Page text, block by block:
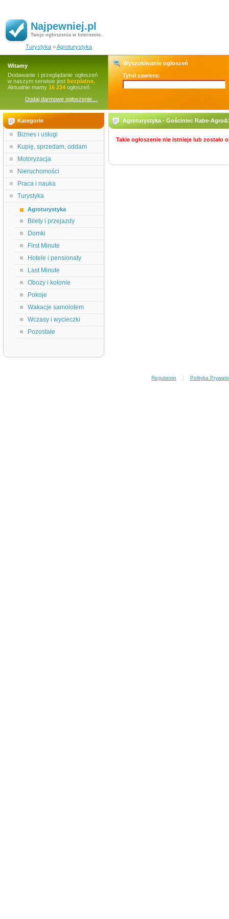
Najpewniej.pl
Twoje ogłoszenia w Internecie..
Turystyka »Agroturystyka
Witamy
Dodawanie i przeglądanie ogłoszeń
w naszym serwisie jest bezpłatne.
Aktualnie mamy 16 234 ogłoszeń.
Dodaj darmowe ogłoszenie…
Wyszukiwanie ogłoszeń
Tytuł zawiera:
Kategorie
Biznes i usługi
Kupię, sprzedam, oddam
Motoryzacja
Nieruchomości
Praca i nauka
Turystyka
Agroturystyka
Bilety i przejazdy
Domki
First Minute
Hotele i pensionaty
Last Minute
Obozy i kolonie
Pokoje
Wakacje samolotem
Wczasy i wycieczki
Pozostałe
Agroturystyka - Gościniec Rabe-
Takie ogłoszenie nie istnieje lub zostało
Regulamin | Polityka